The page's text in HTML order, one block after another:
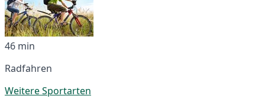
46 min
Radfahren
Weitere Sportarten